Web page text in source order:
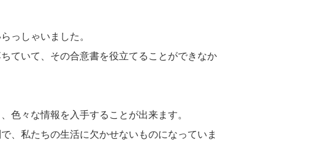
っしゃいました。
ていて、その合意書を役立てることができなか
色々な情報を入手することが出来ます。
、私たちの生活に欠かせないものになっていま